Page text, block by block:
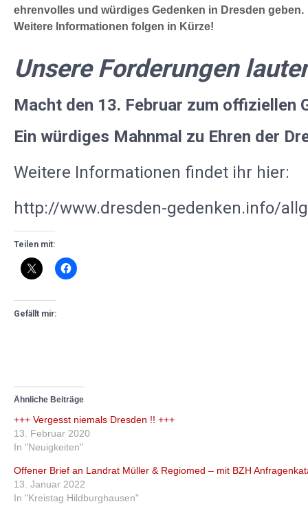
ehrenvolles und würdiges Gedenken in Dresden geben.
Weitere Informationen folgen in Kürze!
Unsere Forderungen
Macht den 13. Februar zum offiziellen
Ein würdiges Mahnmal zu Ehren der
Weitere Informationen findet ihr hier:
http://www.dresden-gedenken.info/
Teilen mit:
Gefällt mir:
Ähnliche Beiträge
+++ Vergesst niemals Dresden !! +++
13. Februar 2020
In "Neuigkeiten"
Offener Brief an Landrat Müller & Regiomed – mit BZH
13. Januar 2022
In "Kreistag Hildburghausen"